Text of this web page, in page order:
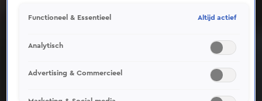
Deze video is niet beschikbaar op je huidige locatie
Functioneel & Essentieel Altijd actief
Analytisch
Advertising & Commercieel